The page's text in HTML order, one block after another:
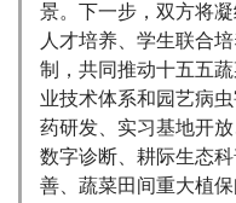
景。下一步，双方将
人才培养、学生联合
制，共同推动十五五
业技术体系和园艺病
药研发、实习基地开
数字诊断、耕际生态
善、蔬菜田间重大植